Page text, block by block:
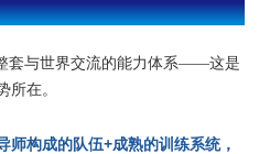
试表达体系
套与世界交流的能力体系——这是
所在。
师构成的队伍+成熟的训练系统，